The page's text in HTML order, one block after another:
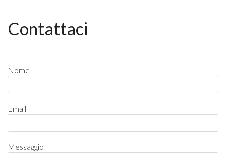
Contattaci
Nome
Email
Messaggio